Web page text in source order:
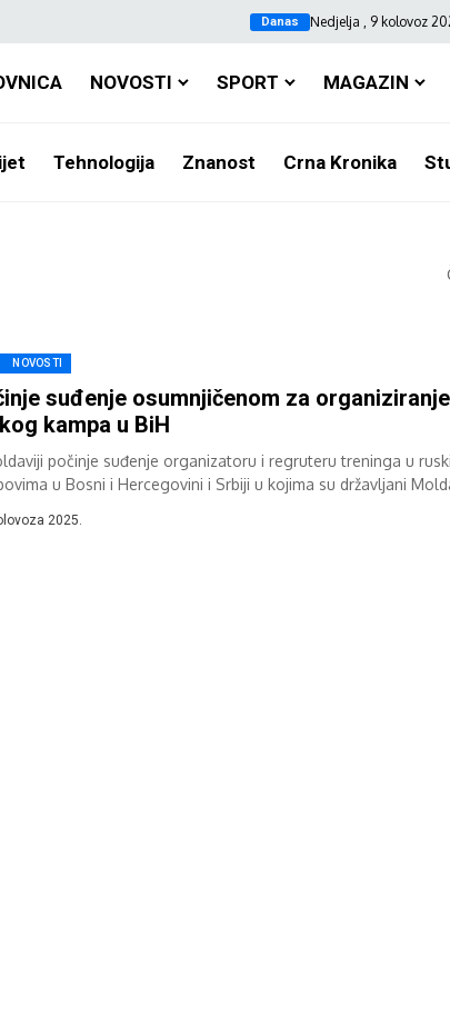
Danas Nedjelja , 9 kolovoz
NOVOSTI SPORT MAGAZIN
Tehnologija Znanost Crna Kronika
NOVOSTI
suđenje osumnjičenom za organiziranje
kampa u BiH
počinje suđenje organizatoru i regruteru treninga u
u Bosni i Hercegovini i Srbiji u kojima su državljani
2025.